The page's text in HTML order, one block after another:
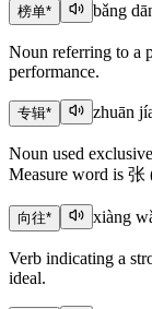
榜单* bǎng
Noun referring to a
performance.
专辑* zhuān jí
Noun used
Measure word is 张
向往* xiàng
Verb indicating a
ideal.